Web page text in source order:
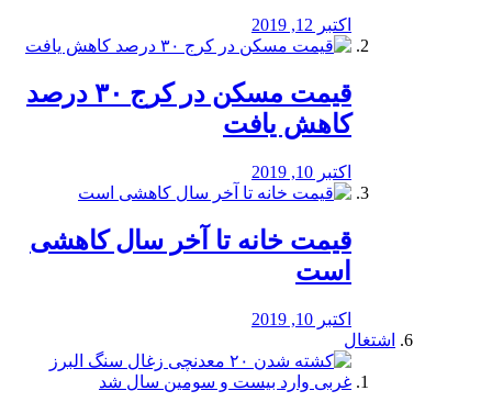
اکتبر 12, 2019
️قیمت مسکن در کرج ۳۰ درصد
کاهش یافت
اکتبر 10, 2019
قیمت خانه تا آخر سال کاهشی
است
اکتبر 10, 2019
اشتغال